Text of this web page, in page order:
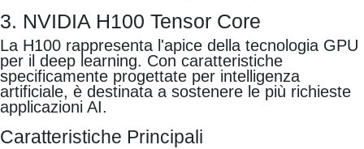
3. NVIDIA H100 Tensor Core
La H100 rappresenta l'apice della tecnologia GPU
per il deep learning. Con caratteristiche
specificamente progettate per intelligenza
artificiale, è destinata a sostenere le più richieste
applicazioni AI.
Caratteristiche Principali